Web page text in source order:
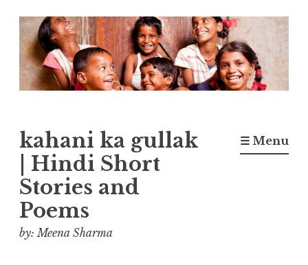
Skip
to
content
kahani ka gullak
| Hindi Short
Stories and
Poems
by: Meena Sharma
☰ Menu